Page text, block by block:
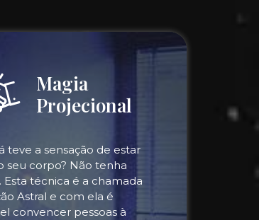
Magia
Projecional
teve a sensação de estar
seu corpo? Não tenha
Esta técnica é a chamada
Astral e com ela é
convencer pessoas à